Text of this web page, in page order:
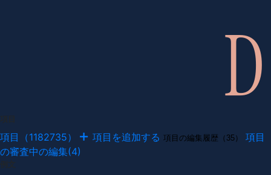
項目（1182735） 項目を追加する 項目の編集履歴（35）
項目
の審査中の編集(4)